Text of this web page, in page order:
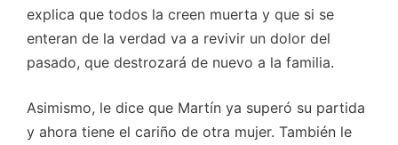
explica que todos la creen muerta y que si se
enteran de la verdad va a revivir un dolor del
pasado, que destrozará de nuevo a la familia.
Asimismo, le dice que Martín ya superó su partida
y ahora tiene el cariño de otra mujer. También le